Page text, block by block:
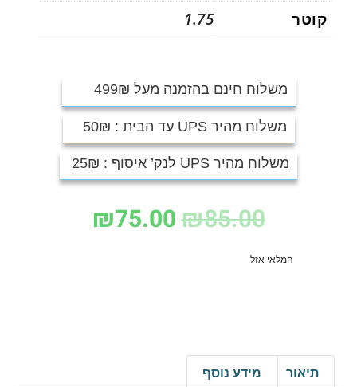
קוטר
1.75
משלוח חינם בהזמנה מעל 499₪
משלוח מהיר UPS עד הבית : 50₪
משלוח מהיר UPS לנק’ איסוף : 25₪
₪85.00
₪75.00
המלאי אזל
תיאור מידע נוסף